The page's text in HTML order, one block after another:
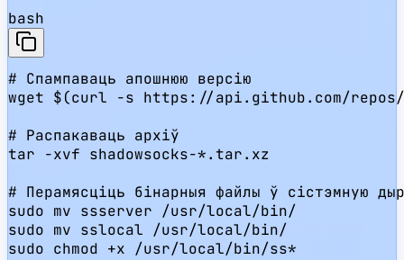
bash
# Спампаваць апошнюю версію
wget $(curl -s https://api.github.com/
# Распакаваць архіў
tar -xvf shadowsocks-*.tar.xz
# Перамясціць бінарныя файлы ў сістэмную
sudo mv ssserver /usr/local/bin/
sudo mv sslocal /usr/local/bin/
sudo chmod +x /usr/local/bin/ss*